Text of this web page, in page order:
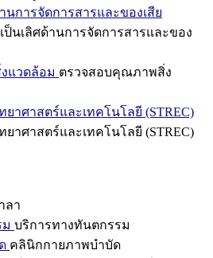
นการจัดการสารและของเสีย
ป็นเลิศด้านการจัดการสารและของ
แวดล้อม ตรวจสอบคุณภาพสิ่ง
ยาศาสตร์และเทคโนโลยี (STREC)
ยาศาสตร์และเทคโนโลยี (STREC)
ลา
บริการทางทันตกรรม
คลินิกกายภาพบำบัด